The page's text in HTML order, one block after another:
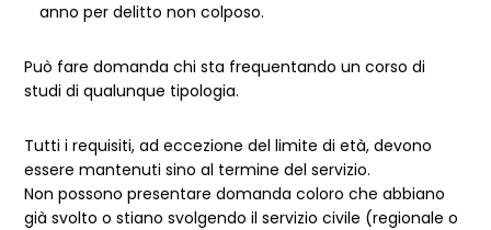
anno per delitto non colposo.
Può fare domanda chi sta frequentando un corso di
studi di qualunque tipologia.
Tutti i requisiti, ad eccezione del limite di età, devono
essere mantenuti sino al termine del servizio.
Non possono presentare domanda coloro che abbiano
già svolto o stiano svolgendo il servizio civile (regionale o